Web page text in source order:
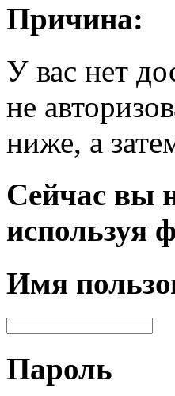
Причина:
У вас нет
не
ниже, а
Сейчас вы
используя
Имя
Пароль